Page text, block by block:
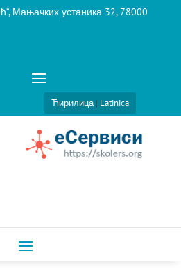
Мањачких устаника 32, 78000
Ћирилица| Latinica